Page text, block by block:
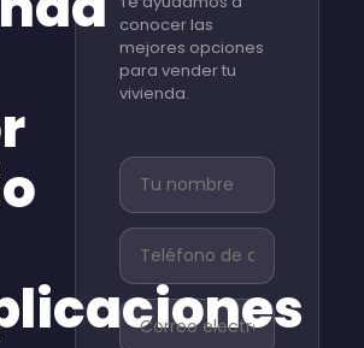
conocer las
mejores opciones
para vender tu
vivienda.